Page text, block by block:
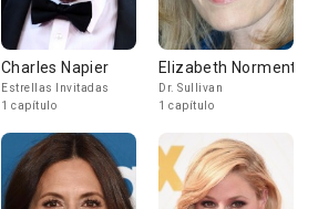
Charles Napier
Estrellas Invitadas
1 capítulo
Elizabeth Norment
Dr. Sullivan
1 capítulo